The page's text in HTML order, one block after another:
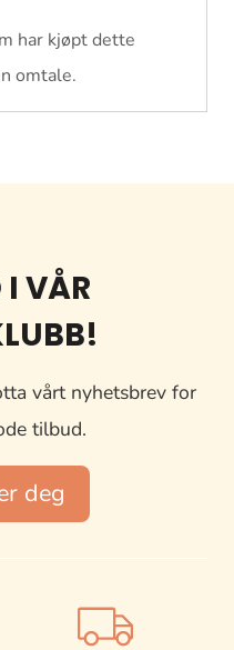
har kjøpt dette
omtale.
I VÅR
vårt nyhetsbrev for
tilbud.
deg